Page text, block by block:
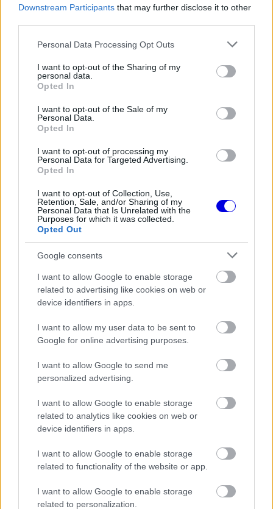
Downstream Participants that may further disclose it to other
Please note that this website/app uses one or more Google
not limited to your visit or usage behaviour. You may click to
grant or deny consent to Google and its third-party tags to
use your data for below specified purposes in below Google
consent section.
Personal Data Processing Opt Outs
I want to opt-out of the Sharing of my
personal data.
Opted In
I want to opt-out of the Sale of my
Personal Data.
Opted In
I want to opt-out of processing my
Personal Data for Targeted Advertising.
Opted In
I want to opt-out of Collection, Use,
Retention, Sale, and/or Sharing of my
Personal Data that Is Unrelated with the
Purposes for which it was collected.
Opted Out
Google consents
I want to allow Google to enable storage
related to advertising like cookies on web or
device identifiers in apps.
I want to allow my user data to be sent to
Google for online advertising purposes.
I want to allow Google to send me
personalized advertising.
I want to allow Google to enable storage
related to analytics like cookies on web or
device identifiers in apps.
I want to allow Google to enable storage
related to functionality of the website or app.
I want to allow Google to enable storage
related to personalization.
window.
Bahrein logikus visszatérése
Az adott évben viszont a ramadán már egy héttel
a március 14-re tervezett rajt előtt véget ér, így
vissza a nyitófutamot. Ez ráadásul praktikus
ott rendezik, így a csapatok helyben maradhatnak
a szezon első versenyére.
EZEKET IS AJÁNLJUK
FORMA-1
A szakértő szerint a Ferrarinak
Verstappennek
FORMA-1
Aston Martin az F1-ben
FORMA-1
Komoly döntést hozott a Ferrari,
a győzelmek